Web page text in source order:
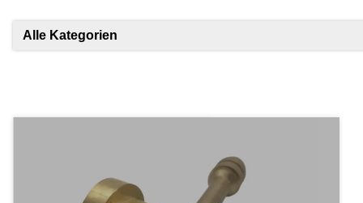
Alle Kategorien